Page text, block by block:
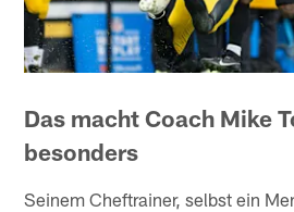
Das macht Coach Mike
besonders
Seinem Cheftrainer, selbst ein